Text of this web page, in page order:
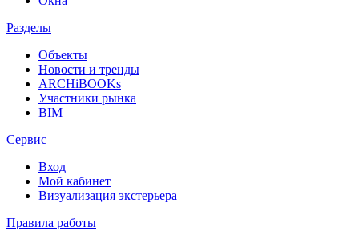
Разделы
Объекты
Новости и тренды
ARCHiBOOKs
Участники рынка
BIM
Сервис
Вход
Мой кабинет
Визуализация экстерьера
Правила работы